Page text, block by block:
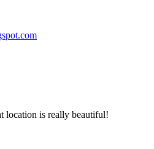
location is really beautiful!